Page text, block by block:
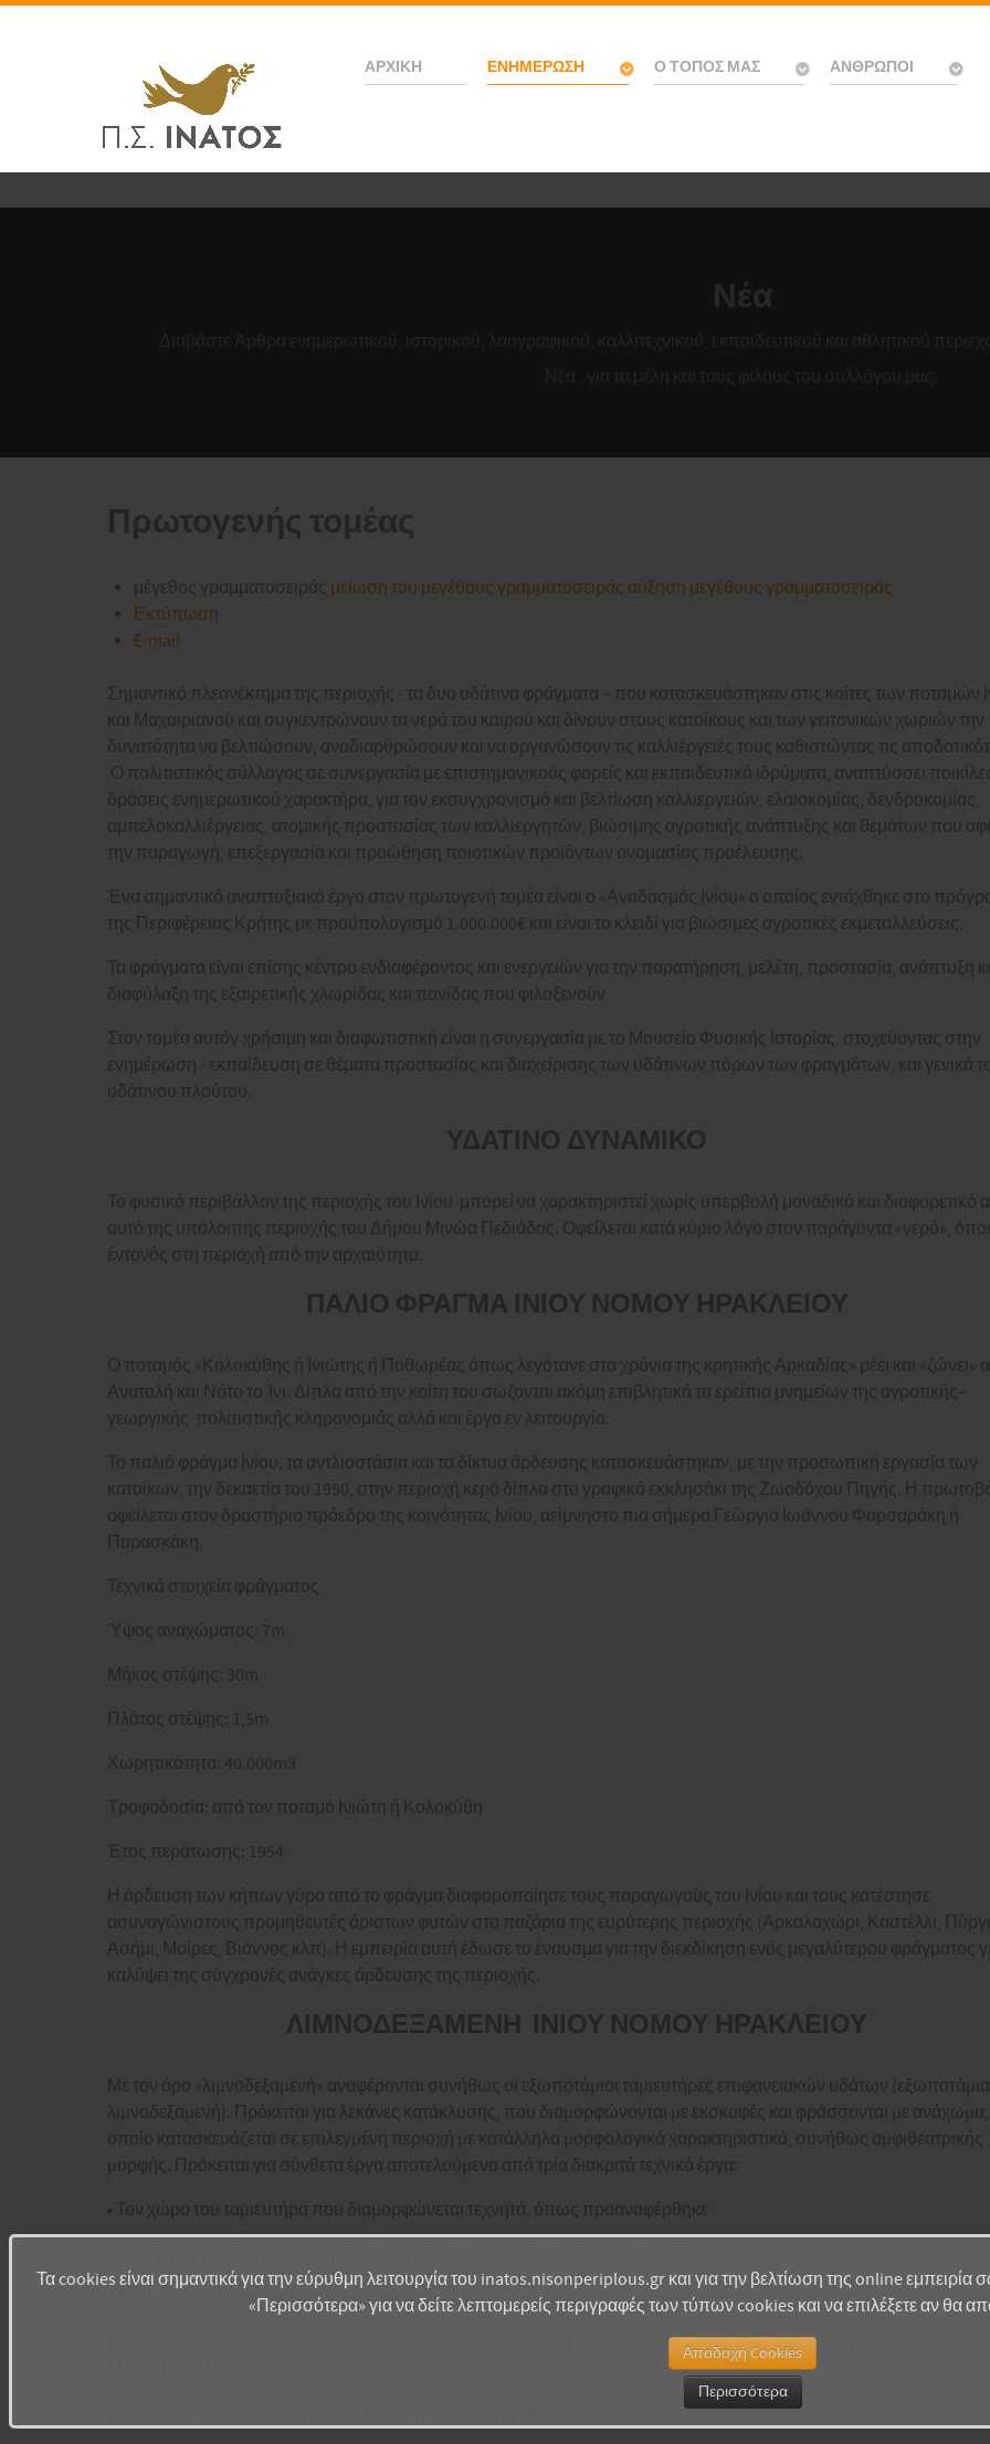
Τα cookies είναι σημαντικά για την εύρυθμη λειτουργία του inatos.nisonperiplous.gr και για την βελτίωση της online εμπειρία
«Περισσότερα» για να δείτε λεπτομερείς περιγραφές των τύπων cookies και να επιλέξετε αν θα
Αποδοχή Cookies
Περισσότερα
ΑΡΧΙΚΉ ΕΝΗΜΈΡΩΣΗ Ο ΤΌΠΟΣ ΜΑΣ ΆΝΘΡΩΠΟΙ
Πρωτογενής τομέας
μέγεθος γραμματοσειράς μείωση του μεγέθους γραμματοσειράς αύξηση μεγέθους γραμματοσειράς
Εκτύπωση
E-mail
Σημαντικό πλεονέκτημα της περιοχής - τα δυο υδάτινα φράγματα – που κατασκευάστηκαν στις κοίτες των ποταμών
και Μαχαιριανού και συγκεντρώνουν τα νερά του καιρού και δίνουν στους κατοίκους και των γειτονικών χωριών την
δυνατότητα να βελτιώσουν, αναδιαρθρώσουν και να οργανώσουν τις καλλιέργειές τους καθιστώντας τις
Ο πολιτιστικός σύλλογος σε συνεργασία με επιστημονικούς φορείς και εκπαιδευτικά ιδρύματα, αναπτύσσει
δράσεις ενημερωτικού χαρακτήρα, για τον εκσυγχρονισμό και βελτίωση καλλιεργειών, ελαιοκομίας, δενδροκομίας,
αμπελοκαλλιέργειας, ατομικής προστασίας των καλλιεργητών, βιώσιμης αγροτικής ανάπτυξης και θεμάτων που
την παραγωγή, επεξεργασία και προώθηση ποιοτικών προϊόντων ονομασίας προέλευσης.
Ένα σημαντικό αναπτυξιακό έργο στον πρωτογενή τομέα είναι ο «Αναδασμός Ινίου» ο οποίος εντάχθηκε στο
της Περιφέρειας Κρήτης με προϋπολογισμό 1.000.000€ και είναι το κλειδί για βιώσιμες αγροτικές εκμεταλλεύσεις.
Τα φράγματα είναι επίσης κέντρο ενδιαφέροντος και ενεργειών για την παρατήρηση, μελέτη, προστασία, ανάπτυξη
διαφύλαξη της εξαιρετικής χλωρίδας και πανίδας που φιλοξενούν
Στον τομέα αυτόν χρήσιμη και διαφωτιστική είναι η συνεργασία με το Μουσείο Φυσικής Ιστορίας, στοχεύοντας στην
ενημέρωση - εκπαίδευση σε θέματα προστασίας και διαχείρισης των υδάτινων πόρων των φραγμάτων, και γενικά
υδάτινου πλούτου.
ΥΔΑΤΙΝΟ ΔΥΝΑΜΙΚΟ
Το φυσικό περιβάλλον της περιοχής του Ινίου μπορεί να χαρακτηριστεί χωρίς υπερβολή μοναδικό και διαφορετικό
αυτό της υπόλοιπης περιοχής του Δήμου Μινώα Πεδιάδας. Οφείλεται κατά κύριο λόγο στον παράγοντα «νερό», όπου
έντονός στη περιοχή από την αρχαιότητα.
ΠΑΛΙΟ ΦΡΑΓΜΑ ΙΝΙΟΥ ΝΟΜΟΥ ΗΡΑΚΛΕΙΟΥ
Ο ποταμός «Κολοκύθης ή Ινιώτης ή Ποθωρέας όπως λεγότανε στα χρόνια της κρητικής Αρκαδίας» ρέει και «ζώνει»
Ανατολή και Νότο το Ίνι. Δίπλα από την κοίτη του σώζονται ακόμη επιβλητικά τα ερείπια μνημείων της αγροτικής–
γεωργικής πολιτιστικής κληρονομιάς αλλά και έργα εν λειτουργία.
Το παλιό φράγμα Ινίου, τα αντλιοστάσια και τα δίκτυα άρδευσης κατασκευάστηκαν, με την προσωπική εργασία των
κατοίκων, την δεκαετία του 1950, στην περιοχή κερά δίπλα στο γραφικό εκκλησάκι της Ζωοδόχου Πηγής. Η
οφείλεται στον δραστήριο πρόεδρο της κοινότητας Ινίου, αείμνηστο πια σήμερα Γεώργιο Ιωάννου Φαρσαράκη ή
Παρασκάκη.
Τεχνικά στοιχεία φράγματος
Ύψος αναχώματος: 7m
Μήκος στέψης: 30m
Πλάτος στέψης: 1,5m
Χωρητικότητα: 40.000m3
Τροφοδοσία: από τον ποταμό Ινιώτη ή Κολοκύθη
Έτος περάτωσης: 1954
Η άρδευση των κήπων γύρο από το φράγμα διαφοροποίησε τους παραγωγούς του Ινίου και τους κατέστησε
ασυναγώνιστους προμηθευτές άριστων φυτών στα παζάρια της ευρύτερης περιοχής (Αρκαλοχώρι, Καστέλλι,
Ασήμι, Μοίρες, Βιάννος κλπ). Η εμπειρία αυτή έδωσε το έναυσμα για την διεκδίκηση ενός μεγαλύτερου φράγματος
καλύψει της σύγχρονές ανάγκες άρδευσης της περιοχής.
ΛΙΜΝΟΔΕΞΑΜΕΝΗ ΙΝΙΟΥ ΝΟΜΟΥ ΗΡΑΚΛΕΙΟΥ
Με τον όρο «λιµνοδεξαµενή» αναφέρονται συνήθως οι εξωποτάµιοι ταµιευτήρες επιφανειακών υδάτων (εξωποτάµια
λιµνοδεξαµενή). Πρόκειται για λεκάνες κατάκλυσης, που διαµορφώνονται µε εκσκαφές και φράσσονται µε ανάχωµα,
οποίο κατασκευάζεται σε επιλεγµένη περιοχή µε κατάλληλα µορφολογικά χαρακτηριστικά, συνήθως αµφιθεατρικής
µορφής. Πρόκειται για σύνθετα έργα αποτελούµενα από τρία διακριτά τεχνικά έργα:
• Τον χώρο του ταµιευτήρα που διαµορφώνεται τεχνητά, όπως προαναφέρθηκε
• Τον αγωγό µεταφοράς του νερού από το φράγµα εκτροπής έως τον ταµιευτήρα
το μεγαλύτερο τεχνικό έργο που έχει γίνει